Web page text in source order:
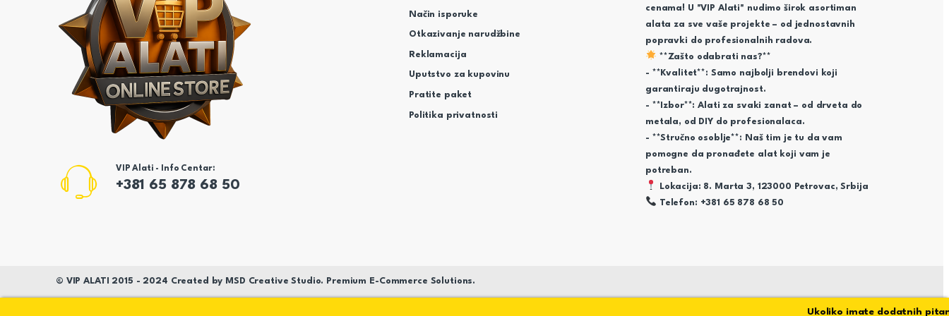
VIP Alati - Info Centar:
+381 65 878 68 50
Način isporuke
Otkazivanje narudžbine
Reklamacija
Uputstvo za kupovinu
Pratite paket
Politika privatnosti
cenama! U "VIP Alati" nudimo širok asortiman
alata za sve vaše projekte – od jednostavnih
popravki do profesionalnih radova.
**Zašto odabrati nas?**
- **Kvalitet**: Samo najbolji brendovi koji
garantiraju dugotrajnost.
- **Izbor**: Alati za svaki zanat – od drveta do
metala, od DIY do profesionalaca.
- **Stručno osoblje**: Naš tim je tu da vam
pomogne da pronađete alat koji vam je
potreban.
Lokacija: 8. Marta 3, 123000 Petrovac, Srbija
Telefon: +381 65 878 68 50
© VIP ALATI 2015 - 2024 Created by MSD Creative Studio. Premium E-Commerce Solutions.
Ukoliko imate dodatnih